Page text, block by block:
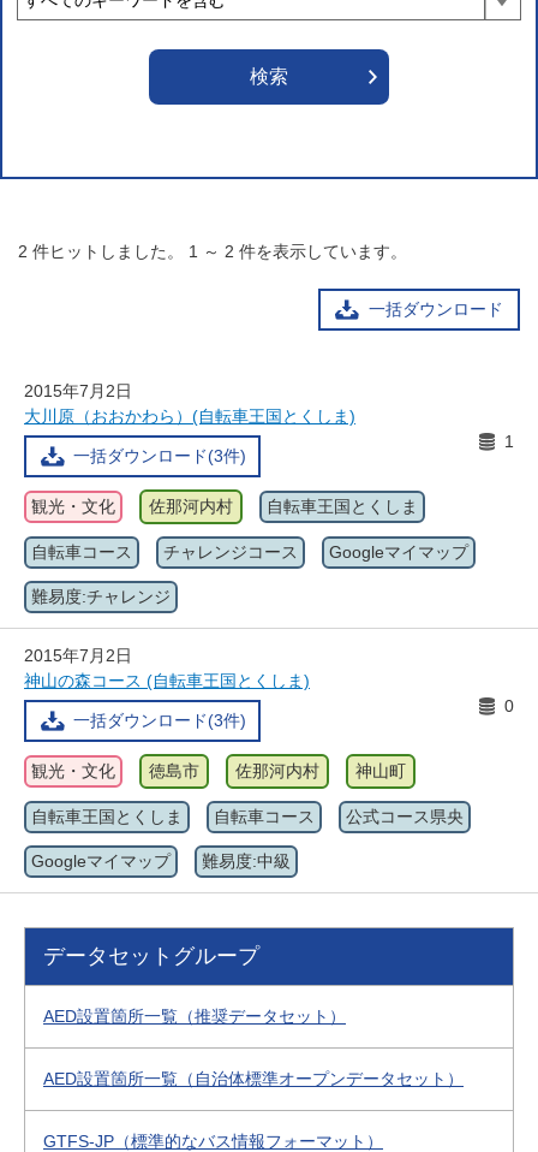
2 件ヒットしました。 1 ～ 2 件を表示しています。
一括ダウンロード
2015年7月2日
大川原（おおかわら）(自転車王国とくしま)
一括ダウンロード(3件)
1
観光・文化 佐那河内村 自転車王国とくしま
自転車コース チャレンジコース Googleマイマップ
難易度:チャレンジ
2015年7月2日
神山の森コース (自転車王国とくしま)
一括ダウンロード(3件)
0
観光・文化 徳島市 佐那河内村 神山町
自転車王国とくしま 自転車コース 公式コース県央
Googleマイマップ 難易度:中級
データセットグループ
AED設置箇所一覧（推奨データセット）
AED設置箇所一覧（自治体標準オープンデータセット）
GTFS-JP（標準的なバス情報フォーマット）